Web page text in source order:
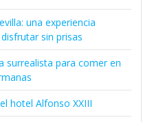
una experiencia
sin prisas
surrealista para comer en
hotel Alfonso XXIII